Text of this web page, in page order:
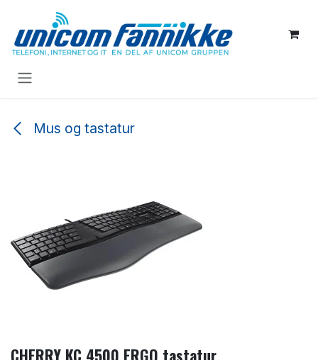
Skip to Content
Mus og tastatur
CHERRY KC 4500 ERGO tastatur